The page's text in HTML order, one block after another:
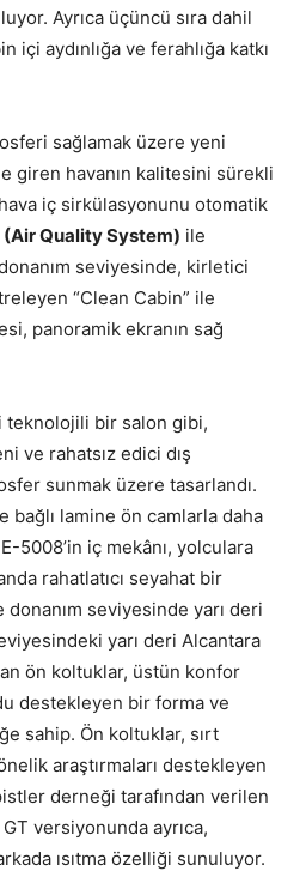
Ayrıca üçüncü sıra dahil
içi aydınlığa ve ferahlığa katkı
sağlamak üzere yeni
giren havanın kalitesini sürekli
iç sirkülasyonunu otomatik
(Air Quality System) ile
seviyesinde, kirletici
“Clean Cabin” ile
panoramik ekranın sağ
teknolojili bir salon gibi,
ve rahatsız edici dış
sunmak üzere tasarlandı.
bağlı lamine ön camlarla daha
5008’in iç mekânı, yolculara
rahatlatıcı seyahat bir
seviyesinde yarı deri
yarı deri Alcantara
ön koltuklar, üstün konfor
destekleyen bir forma ve
sahip. Ön koltuklar, sırt
araştırmaları destekleyen
derneği tarafından verilen
versiyonunda ayrıca,
ısıtma özelliği sunuluyor.